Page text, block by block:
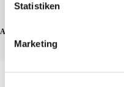
Statistiken
Marketing
ADD COMMENT